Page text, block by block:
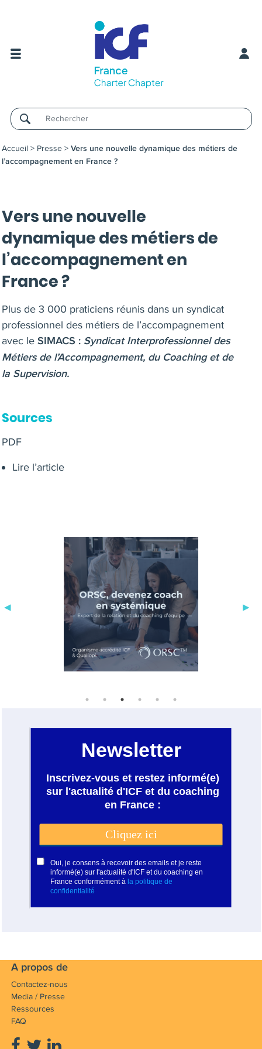
Username
Accueil > Presse> Vers une nouvelle dynamique des métiers de
l’accompagnement en France ?
Vers une nouvelle
dynamique des métiers de
l’accompagnement en
France ?
Plus de 3 000 praticiens réunis dans un syndicat
professionnel des métiers de l’accompagnement
avec le SIMACS : Syndicat Interprofessionnel des
Métiers de l’Accompagnement, du Coaching et de
la Supervision.
Sources
PDF
Lire l’article
A propos de
Contactez-nous
Media / Presse
Ressources
FAQ